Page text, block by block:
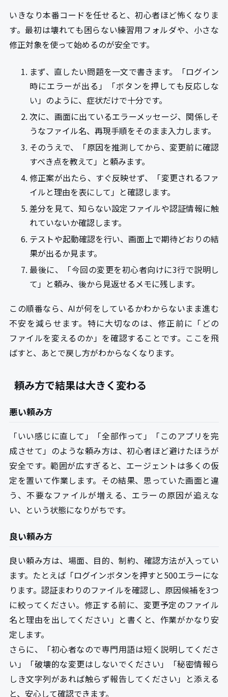
いきなり本番コードを任せると、初心者ほど怖くなりま
す。最初は壊れても困らない練習用フォルダや、小さな
修正対象を使って始めるのが安全です。
まず、直したい問題を一文で書きます。「ログイン
時にエラーが出る」「ボタンを押しても反応しな
い」のように、症状だけで十分です。
次に、画面に出ているエラーメッセージ、関係しそ
うなファイル名、再現手順をそのまま入力します。
そのうえで、「原因を推測してから、変更前に確認
すべき点を教えて」と頼みます。
修正案が出たら、すぐ反映せず、「変更されるファ
イルと理由を表にして」と確認します。
差分を見て、知らない設定ファイルや認証情報に触
れていないか確認します。
テストや起動確認を行い、画面上で期待どおりの結
果が出るか見ます。
最後に、「今回の変更を初心者向けに3行で説明し
て」と頼み、後から見返せるメモに残します。
この順番なら、AIが何をしているかわからないまま進む
不安を減らせます。特に大切なのは、修正前に「どの
ファイルを変えるのか」を確認することです。ここを飛
ばすと、あとで戻し方がわからなくなります。
頼み方で結果は大きく変わる
悪い頼み方
「いい感じに直して」「全部作って」「このアプリを完
成させて」のような頼み方は、初心者ほど避けたほうが
安全です。範囲が広すぎると、エージェントは多くの仮
定を置いて作業します。その結果、思っていた画面と違
う、不要なファイルが増える、エラーの原因が追えな
い、という状態になりがちです。
良い頼み方
良い頼み方は、場面、目的、制約、確認方法が入ってい
ます。たとえば「ログインボタンを押すと500エラーにな
ります。認証まわりのファイルを確認し、原因候補を3つ
に絞ってください。修正する前に、変更予定のファイル
名と理由を出してください」と書くと、作業がかなり安
定します。
さらに、「初心者なので専門用語は短く説明してくださ
い」「破壊的な変更はしないでください」「秘密情報ら
しき文字列があれば触らず報告してください」と添える
と、安心して確認できます。